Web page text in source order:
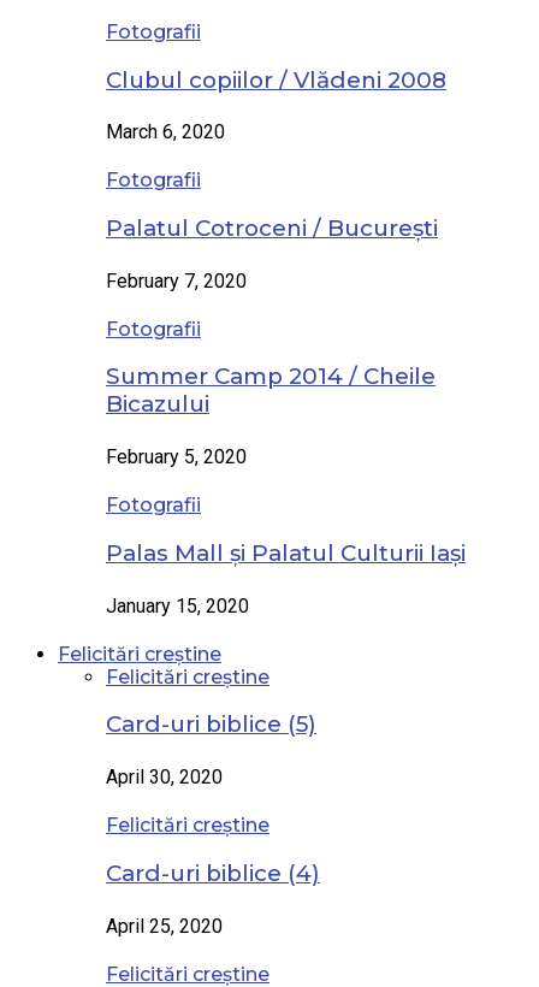
Fotografii
Clubul copiilor / Vlădeni 2008
March 6, 2020
Fotografii
Palatul Cotroceni / București
February 7, 2020
Fotografii
Summer Camp 2014 / Cheile
Bicazului
February 5, 2020
Fotografii
Palas Mall și Palatul Culturii Iași
January 15, 2020
Felicitări creștine
Felicitări creștine
Card-uri biblice (5)
April 30, 2020
Felicitări creștine
Card-uri biblice (4)
April 25, 2020
Felicitări creștine